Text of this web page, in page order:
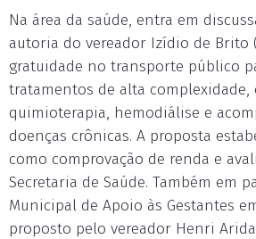
Na área da saúde, entra em
autoria do vereador Izídio de Brito
gratuidade no transporte público
tratamentos de alta complexidade,
quimioterapia, hemodiálise e
doenças crônicas. A proposta
como comprovação de renda e
Secretaria de Saúde. Também em
Municipal de Apoio às Gestantes
proposto pelo vereador Henri Arida